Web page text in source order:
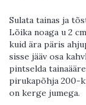
Sulata tainas ja
Lõika noaga u 2
kuid ära päris
sisse jääv osa
pintselda
pirukapõhja 200-
on kerge jumega.